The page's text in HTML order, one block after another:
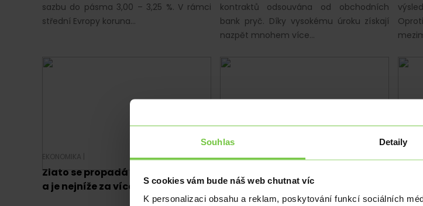
Souhlas Detaily
S cookies vám bude náš web chutnat víc
K personalizaci obsahu a reklam, poskytování funkcí sociálních
sazbu do pásma 3,00 – 3,25 %. V rámci
střední Evropy koruna…
kontraktů odsouvána od obchodních
bank pryč. Díky vysokému úroku získají
nazpět mnohem více…
EKONOMIKA
Zlato se propadá stále hlouběji
a je nejníže za více než dva roky
EKONOMIKA|PLN|EUR|USD
„prodlouženém víkendu“